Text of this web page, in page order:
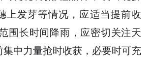
上发芽等情况，应适当提前收
围长时间降雨，应密切关注天
集中力量抢时收获，必要时可充